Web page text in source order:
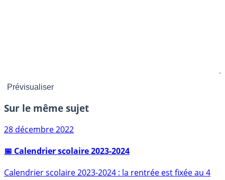
Sur le même sujet
28 décembre 2022
📅 Calendrier scolaire 2023-2024